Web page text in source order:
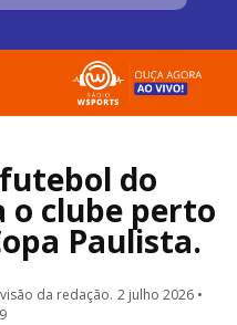
do
o clube perto
Paulista.
da redação. 2 julho 2026 •